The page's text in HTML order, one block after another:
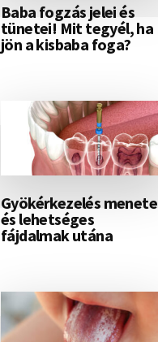
Baba fogzás jelei és
tünetei! Mit tegyél, ha
jön a kisbaba foga?
Gyökérkezelés menete
és lehetséges
fájdalmak utána